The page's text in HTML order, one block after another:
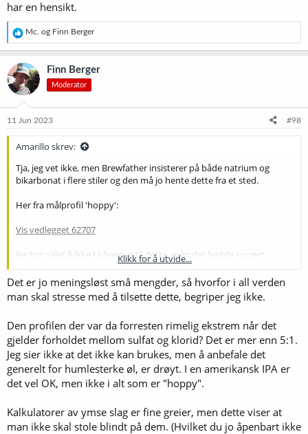
har en hensikt.
R
e
a
k
s
j
o
e
Mc. og Finn Berger
Finn Berger
Moderator
11 Jun 2023 #98
Amarillo skrev:
Tja, jeg vet ikke, men Brewfather insisterer på både natrium og
bikarbonat i flere stiler og den må jo hente dette fra et sted.
Her fra målprofil 'hoppy':
Vis vedlegget 62707
Jeg har valgt å ikke ta hensyn til dette, men det hadde jo vært
interessant å vite hvem som har laget disse profilene og hvorfor de
har tatt med natrium og bikarbonat hvis det ikke har en hensikt.
Klikk for å utvide...
Det er jo meningsløst små mengder, så hvorfor i all verden
man skal stresse med å tilsette dette, begriper jeg ikke.
Den profilen der var da forresten rimelig ekstrem når det
gjelder forholdet mellom sulfat og klorid? Det er mer enn 5:1.
Jeg sier ikke at det ikke kan brukes, men å anbefale det
generelt for humlesterke øl, er drøyt. I en amerikansk IPA er
det vel OK, men ikke i alt som er "hoppy".
Kalkulatorer av ymse slag er fine greier, men dette viser at
man ikke skal stole blindt på dem. (Hvilket du jo åpenbart ikke